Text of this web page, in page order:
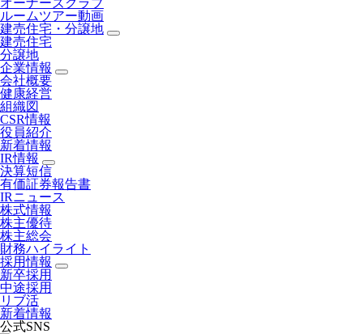
オーナーズクラブ
ルームツアー動画
建売住宅・分譲地
建売住宅
分譲地
企業情報
会社概要
健康経営
組織図
CSR情報
役員紹介
新着情報
IR情報
決算短信
有価証券報告書
IRニュース
株式情報
株主優待
株主総会
財務ハイライト
採用情報
新卒採用
中途採用
リブ活
新着情報
公式SNS